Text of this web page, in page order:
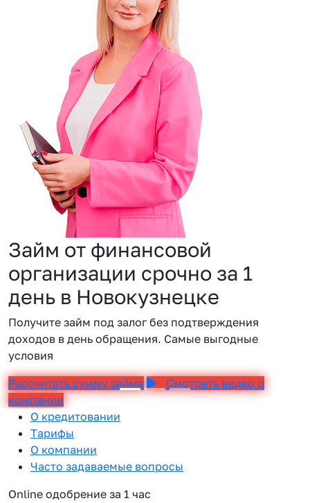
Займ от финансовой
организации срочно за 1
день в Новокузнецке
Получите займ под залог без подтверждения
доходов в день обращения. Самые выгодные
условия
Рассчитать сумму займа
Смотреть видео о
компании
О кредитовании
Тарифы
О компании
Часто задаваемые вопросы
Online одобрение за 1 час